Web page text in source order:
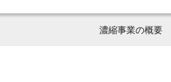
濃縮事業の概要